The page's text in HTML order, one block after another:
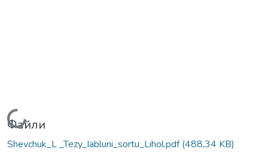
Вантажиться...
Файли
Shevchuk_L _Tezy_Iabluni_sortu_Lihol.pdf(488,34 KB)